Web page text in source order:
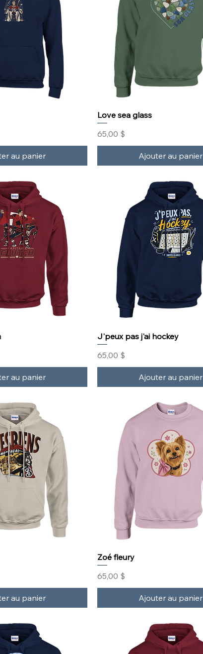
au panier
Love sea glass
Prix
65,00 $
Ajouter au panier
au panier
J'peux pas j'ai hockey
Prix
65,00 $
Ajouter au panier
au panier
Zoé fleury
Prix
65,00 $
Ajouter au panier